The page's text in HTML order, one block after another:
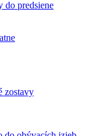
do predsiene
zostavy